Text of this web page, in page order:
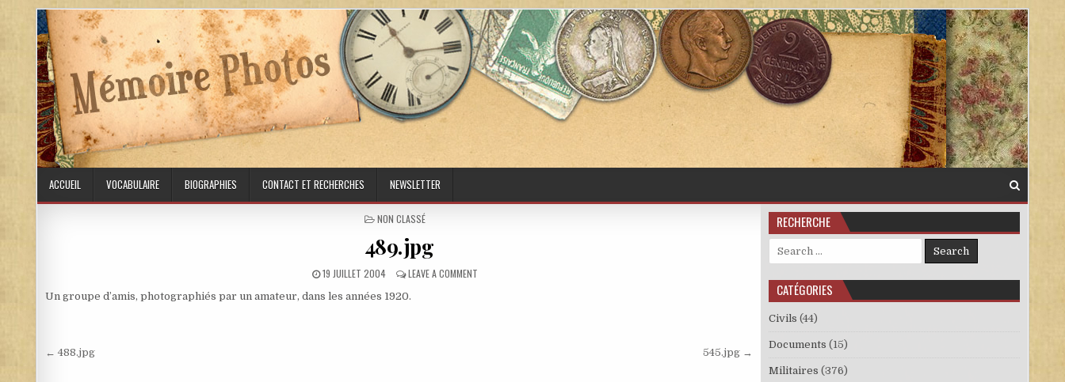
Skip to content
ACCUEIL VOCABULAIRE BIOGRAPHIES CONTACT ET RECHERCHES NEWSLETTER
POSTED IN
NON CLASSÉ
489.jpg
PUBLISHED DATE:
19 JUILLET 2004 LEAVE A COMMENTON 489.JPG
Un groupe d’amis, photographiés par un amateur, dans les années 1920.
Navigation de l’article
← 488.jpg 545.jpg →
RECHERCHE
Search for:
CATÉGORIES
Civils (44)
Documents (15)
Militaires (376)